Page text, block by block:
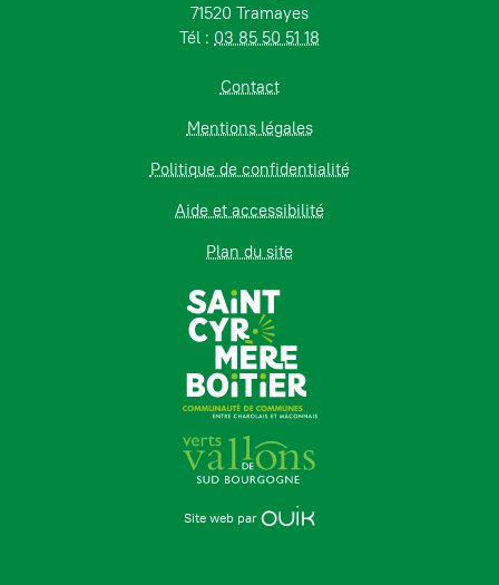
71520 Tramayes
Tél : 03 85 50 51 18
Contact
Mentions légales
Politique de confidentialité
Aide et accessibilité
Plan du site
Site web par